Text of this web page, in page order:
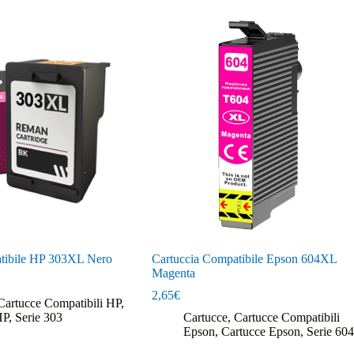
HP 303XL Nero
Compatibili HP,
, Serie 303
Cartuccia Compatibile Epson 604XL
Magenta
2,65€
Cartucce, Cartucce Compatibili
Epson, Cartucce Epson, Serie 604